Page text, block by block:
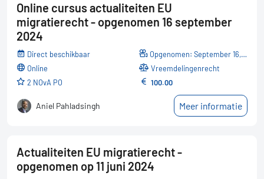
Online cursus actualiteiten EU
migratierecht - opgenomen 16 september
2024
Direct beschikbaar
online
2 NOvA PO
Opgenomen: September 16, 2024
Vreemdelingenrecht
100.00
Aniel Pahladsingh Meer informatie
Actualiteiten EU migratierecht -
opgenomen op 11 juni 2024